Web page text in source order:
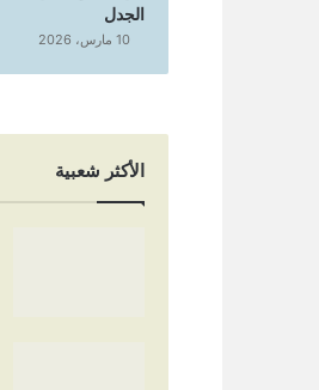
الجدل
10 مارس، 2026
الأكثر شعبية